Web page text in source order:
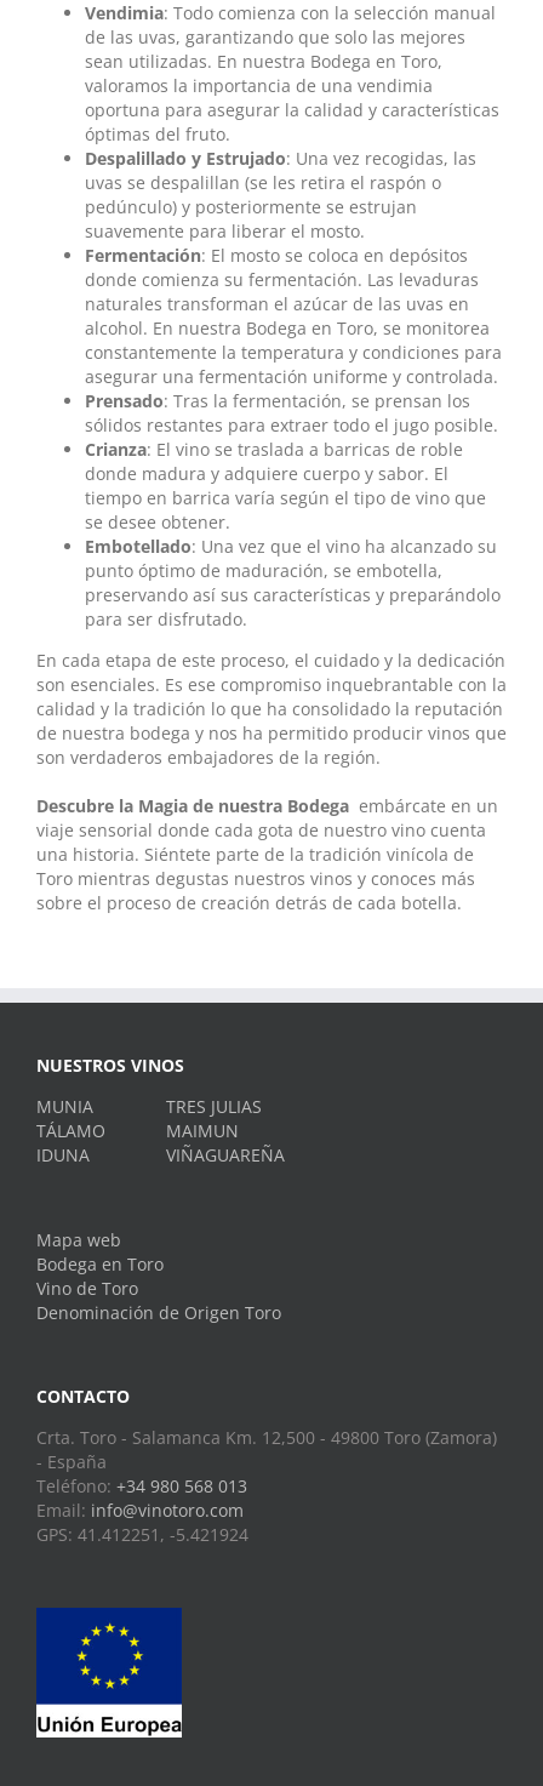
Vendimia: Todo comienza con la selección manual
de las uvas, garantizando que solo las mejores
sean utilizadas. En nuestra Bodega en Toro,
valoramos la importancia de una vendimia
oportuna para asegurar la calidad y características
óptimas del fruto.
Despalillado y Estrujado: Una vez recogidas, las
uvas se despalillan (se les retira el raspón o
pedúnculo) y posteriormente se estrujan
suavemente para liberar el mosto.
Fermentación: El mosto se coloca en depósitos
donde comienza su fermentación. Las levaduras
naturales transforman el azúcar de las uvas en
alcohol. En nuestra Bodega en Toro, se monitorea
constantemente la temperatura y condiciones para
asegurar una fermentación uniforme y controlada.
Prensado: Tras la fermentación, se prensan los
sólidos restantes para extraer todo el jugo posible.
Crianza: El vino se traslada a barricas de roble
donde madura y adquiere cuerpo y sabor. El
tiempo en barrica varía según el tipo de vino que
se desee obtener.
Embotellado: Una vez que el vino ha alcanzado su
punto óptimo de maduración, se embotella,
preservando así sus características y preparándolo
para ser disfrutado.
En cada etapa de este proceso, el cuidado y la dedicación
son esenciales. Es ese compromiso inquebrantable con la
calidad y la tradición lo que ha consolidado la reputación
de nuestra bodega y nos ha permitido producir vinos que
son verdaderos embajadores de la región.
Descubre la Magia de nuestra Bodega embárcate en un
viaje sensorial donde cada gota de nuestro vino cuenta
una historia. Siéntete parte de la tradición vinícola de
Toro mientras degustas nuestros vinos y conoces más
sobre el proceso de creación detrás de cada botella.
NUESTROS VINOS
MUNIA
TÁLAMO
IDUNA
TRES JULIAS
MAIMUN
VIÑAGUAREÑA
Mapa web
Bodega en Toro
Vino de Toro
Denominación de Origen Toro
CONTACTO
Crta. Toro - Salamanca Km. 12,500 - 49800 Toro (Zamora)
- España
Teléfono: +34 980 568 013
Email: info@vinotoro.com
GPS: 41.412251, -5.421924